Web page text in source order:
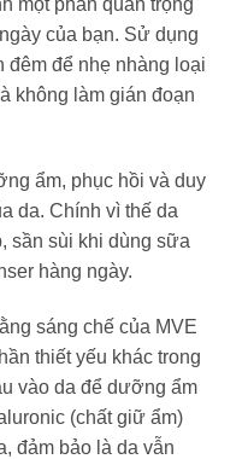
một phần quan trọng
của bạn. Sử dụng
đêm để nhẹ nhàng loại
không làm gián đoạn
ẩm, phục hồi và duy
da. Chính vì thế da
sần sùi khi dùng sữa
hàng ngày.
sáng chế của MVE
thiết yếu khác trong
vào da để dưỡng ẩm
(chất giữ ẩm)
đảm bảo là da vẫn